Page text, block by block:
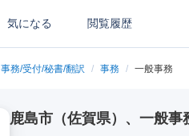
気になる 閲覧履歴
事務/受付/秘書/翻訳 / 事務 / 一般事務
鹿島市（佐賀県）、一般事